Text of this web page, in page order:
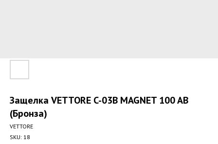
Защелка VETTORE C-03B MAGNET 100 AB
(Бронза)
VETTORE
SKU: 18